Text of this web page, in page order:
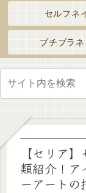
セルフネ
プチプラ
【セリア
類紹介！ア
ーアートの